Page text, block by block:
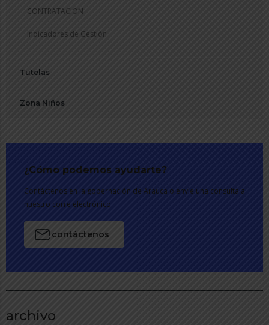
CONTRATACION
Indicadores de Gestión
Tutelas
Zona Niños
¿Cómo podemos ayudarte?
Contáctenos en la gobernación de Arauca o envíe una consulta a
nuestro corre electrónico.
contáctenos
archivo